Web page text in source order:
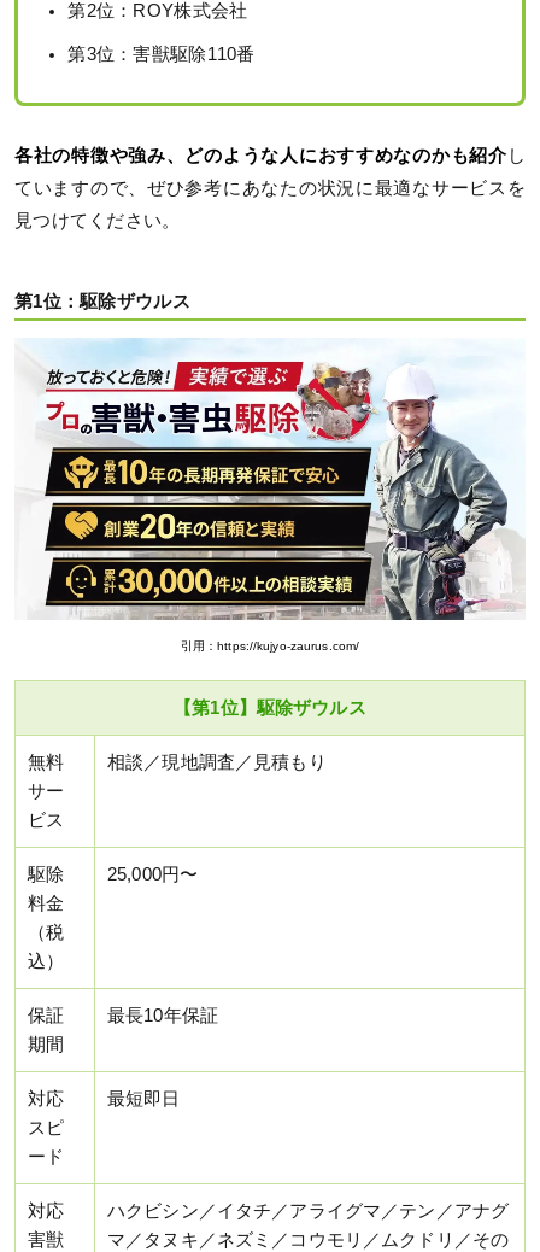
第2位：ROY株式会社
第3位：害獣駆除110番
各社の特徴や強み、どのような人におすすめなのかも紹介 し
ていますので、ぜひ参考にあなたの状況に最適なサービスを
見つけてください。
第1位：駆除ザウルス
引用：https://kujyo-zaurus.com/
【第1位】駆除ザウルス
無料
サー
ビス
相談／現地調査／見積もり
駆除
料金
（税
込）
25,000円〜
保証
期間
最長10年保証
対応
スピ
ード
最短即日
対応
害獣
ハクビシン／イタチ／アライグマ／テン／アナグ
マ／タヌキ／ネズミ／コウモリ／ムクドリ／その